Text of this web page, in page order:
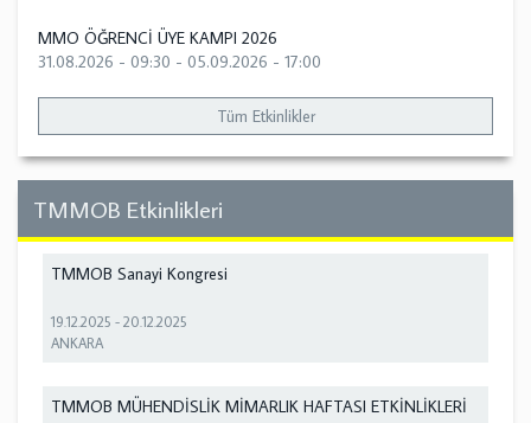
MMO ÖĞRENCİ ÜYE KAMPI 2026
31.08.2026 - 09:30 - 05.09.2026 - 17:00
Tüm Etkinlikler
TMMOB Etkinlikleri
TMMOB Sanayi Kongresi
19.12.2025 -20.12.2025
ANKARA
TMMOB MÜHENDİSLİK MİMARLIK HAFTASI ETKİNLİKLERİ